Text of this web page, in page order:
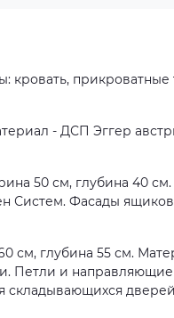
кровать, прикроватные
- ДСП Эггер
50 см, глубина 40
Фасады ящиков
см, глубина 55 см.
Петли и
складывающихся